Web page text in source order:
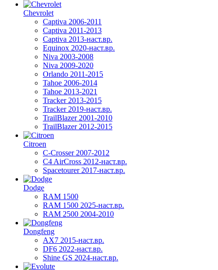
Chevrolet
Captiva 2006-2011
Captiva 2011-2013
Captiva 2013-наст.вр.
Equinox 2020-наст.вр.
Niva 2003-2008
Niva 2009-2020
Orlando 2011-2015
Tahoe 2006-2014
Tahoe 2013-2021
Tracker 2013-2015
Tracker 2019-наст.вр.
TrailBlazer 2001-2010
TrailBlazer 2012-2015
Citroen
C-Crosser 2007-2012
C4 AirCross 2012-наст.вр.
Spacetourer 2017-наст.вр.
Dodge
RAM 1500
RAM 1500 2025-наст.вр.
RAM 2500 2004-2010
Dongfeng
AX7 2015-наст.вр.
DF6 2022-наст.вр.
Shine GS 2024-наст.вр.